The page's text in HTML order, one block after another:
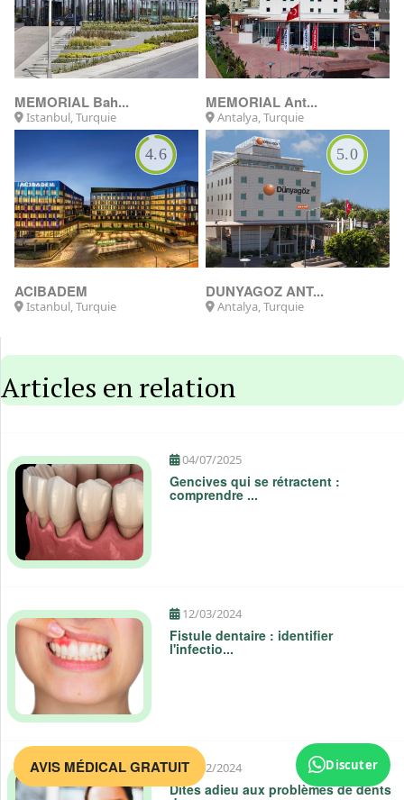
Discuter
AVIS MÉDICAL GRATUIT
MEMORIAL Bah...
Istanbul, Turquie
MEMORIAL Ant...
Antalya, Turquie
ACIBADEM
4.6
Istanbul, Turquie
DUNYAGOZ ANT...
5.0
Antalya, Turquie
Articles en relation
04/07/2025
Gencives qui se rétractent :
comprendre ...
12/03/2024
Fistule dentaire : identifier
l'infectio...
02/02/2024
Dites adieu aux problèmes de dents